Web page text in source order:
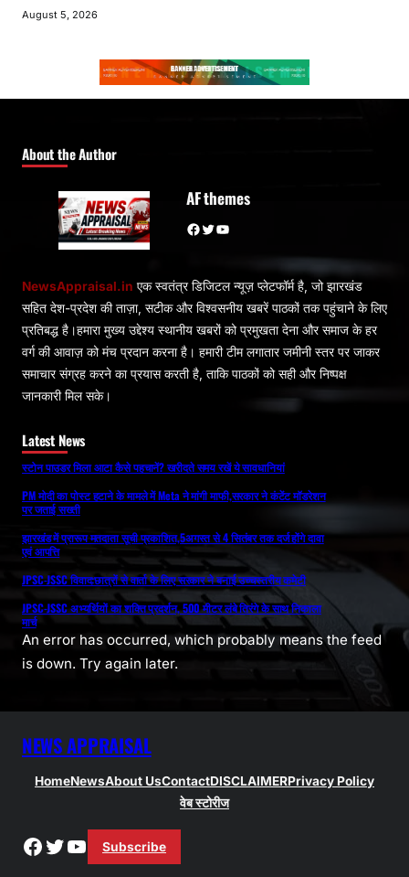
August 5, 2026
About the Author
AF themes
Facebook Twitter YouTube
NewsAppraisal.in एक स्वतंत्र डिजिटल न्यूज़ प्लेटफॉर्म है, जो झारखंड
सहित देश-प्रदेश की ताज़ा, सटीक और विश्वसनीय खबरें पाठकों तक पहुंचाने के लिए
प्रतिबद्ध है।हमारा मुख्य उद्देश्य स्थानीय खबरों को प्रमुखता देना और समाज के हर
वर्ग की आवाज़ को मंच प्रदान करना है। हमारी टीम लगातार जमीनी स्तर पर जाकर
समाचार संग्रह करने का प्रयास करती है, ताकि पाठकों को सही और निष्पक्ष
जानकारी मिल सके।
Latest News
स्टोन पाउडर मिला आटा कैसे पहचानें? खरीदते समय रखें ये सावधानियां
PM मोदी का पोस्ट हटाने के मामले में Meta ने मांगी माफी,सरकार ने कंटेंट मॉडरेशन
पर जताई सख्ती
झारखंड में प्रारूप मतदाता सूची प्रकाशित,5अगस्त से 4 सितंबर तक दर्ज होंगे दावा
एवं आपत्ति
JPSC-JSSC विवाद:छात्रों से वार्ता के लिए सरकार ने बनाई उच्चस्तरीय कमेटी
JPSC-JSSC अभ्यर्थियों का शक्ति प्रदर्शन, 500 मीटर लंबे तिरंगे के साथ निकाला
मार्च
An error has occurred, which probably means the feed
is down. Try again later.
NEWS APPRAISAL
HomeNewsAbout UsContactDISCLAIMERPrivacy Policy
वेब स्टोरीज
Facebook
Twitter
YouTube
Subscribe